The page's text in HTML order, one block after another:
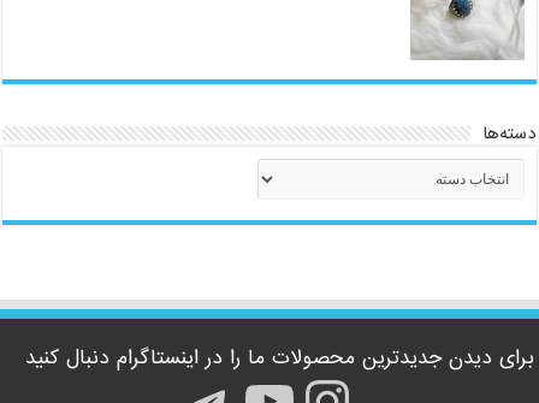
دسته‌ها
دسته‌ها
برای دیدن جدیدترین محصولات ما را در اینستاگرام دنبال کنید